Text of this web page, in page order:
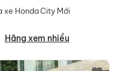
xe Honda City Mới
Hãng xem nhiều